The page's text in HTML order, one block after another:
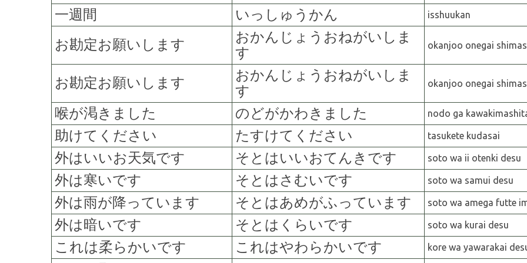
一週間 いっしゅうかん isshuukan
お勘定お願いします
おかんじょうおねがいしま
す
okanjoo onegai
お勘定お願いします
おかんじょうおねがいしま
す
okanjoo onegai
喉が渇きました のどがかわきました nodo ga
助けてください たすけてください tasukete kudasai
外はいいお天気です そとはいいおてんきです soto wa ii otenki desu
外は寒いです そとはさむいです soto wa samui desu
外は雨が降っています そとはあめがふっています soto wa amega futte
外は暗いです そとはくらいです soto wa kurai desu
これは柔らかいです これはやわらかいです kore wa yawarakai